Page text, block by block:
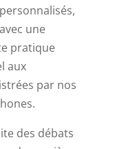
une
pratique
aux
par nos
des débats